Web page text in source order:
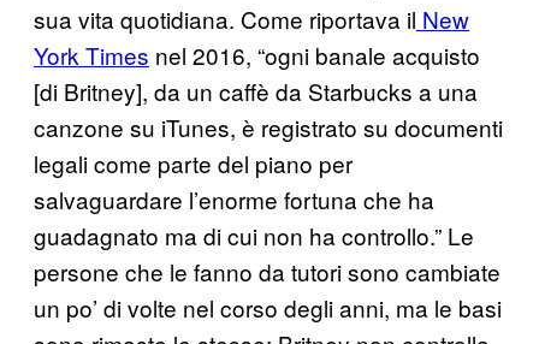
sua vita quotidiana. Come riportava il New
York Times nel 2016, “ogni banale acquisto
[di Britney], da un caffè da Starbucks a una
canzone su iTunes, è registrato su documenti
legali come parte del piano per
salvaguardare l’enorme fortuna che ha
guadagnato ma di cui non ha controllo.” Le
persone che le fanno da tutori sono cambiate
un po’ di volte nel corso degli anni, ma le basi